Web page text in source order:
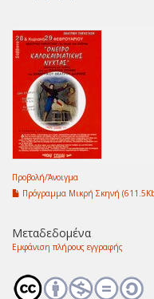
Προβολή/Άνοιγμα
Πρόγραμμα Μικρή Σκηνή
Μεταδεδομένα
Εμφάνιση πλήρους εγγραφής